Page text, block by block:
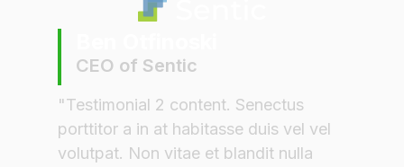
CEO of Sentic
"Testimonial 2 content. Senectus
porttitor a in at habitasse duis vel vel
volutpat. Non vitae et blandit nulla